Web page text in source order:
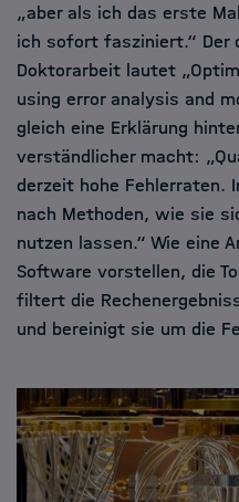
„aber als ich das erste
ich sofort fasziniert.“ Der
Doktorarbeit lautet
using error analysis and
gleich eine Erklärung
verständlicher macht:
derzeit hohe Fehlerraten.
nach Methoden, wie sie
nutzen lassen.“ Wie eine
Software vorstellen, die
filtert die
und bereinigt sie um die